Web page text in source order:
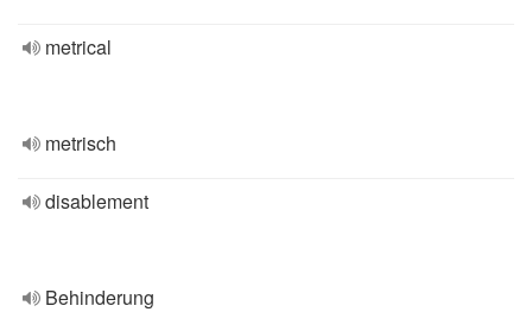
metrical
metrisch
disablement
Behinderung